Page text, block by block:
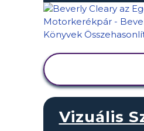
Vizuális